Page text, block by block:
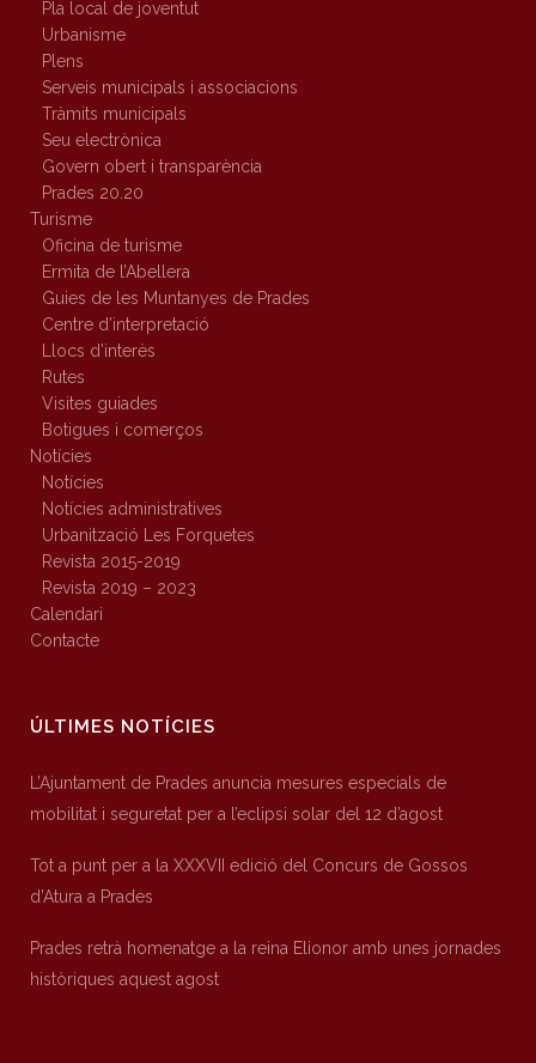
Pla local de joventut
Urbanisme
Plens
Serveis municipals i associacions
Tràmits municipals
Seu electrònica
Govern obert i transparència
Prades 20.20
Turisme
Oficina de turisme
Ermita de l’Abellera
Guies de les Muntanyes de Prades
Centre d’interpretació
Llocs d’interès
Rutes
Visites guiades
Botigues i comerços
Notícies
Notícies
Notícies administratives
Urbanització Les Forquetes
Revista 2015-2019
Revista 2019 – 2023
Calendari
Contacte
ÚLTIMES NOTÍCIES
L’Ajuntament de Prades anuncia mesures especials de
mobilitat i seguretat per a l’eclipsi solar del 12 d’agost
Tot a punt per a la XXXVII edició del Concurs de Gossos
d’Atura a Prades
Prades retrà homenatge a la reina Elionor amb unes jornades
històriques aquest agost